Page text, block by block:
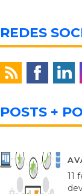
REDES
POSTS +
11